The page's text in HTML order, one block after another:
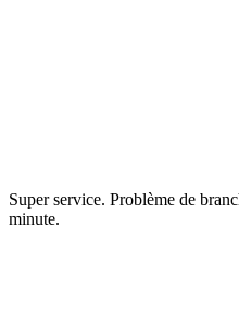
Super service. Problème de
minute.